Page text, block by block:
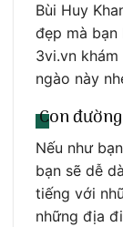
Bùi Huy
đẹp mà bạn
3vi.vn
ngào này
Con
Nếu như
bạn sẽ dễ
tiếng với
những địa